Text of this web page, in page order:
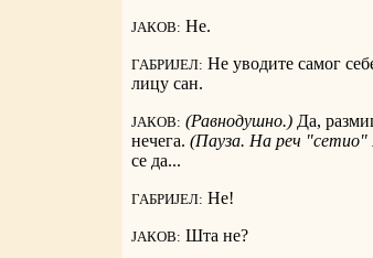
ЈАКОВ: Не.
ГАБРИЈЕЛ: Не уводите самог
лицу сан.
ЈАКОВ: (Равнодушно.) Да,
нечега. (Пауза. На реч "сетио"
се да...
ГАБРИЈЕЛ: Не!
ЈАКОВ: Шта не?